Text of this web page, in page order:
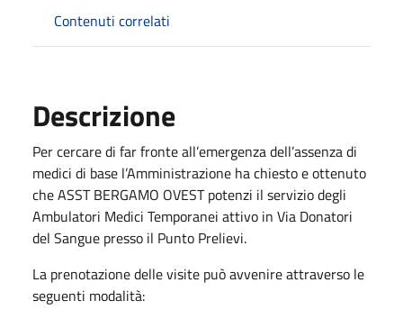
Contenuti correlati
Descrizione
Per cercare di far fronte all’emergenza dell’assenza di
medici di base l’Amministrazione ha chiesto e ottenuto
che ASST BERGAMO OVEST potenzi il servizio degli
Ambulatori Medici Temporanei attivo in Via Donatori
del Sangue presso il Punto Prelievi.
La prenotazione delle visite può avvenire attraverso le
seguenti modalità: